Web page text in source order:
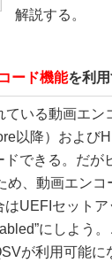
解説する。
ード機能を利
いる動画エン
以降）および
できる。だ
め、動画エン
UEFIセット
にしよう
が利用可能に